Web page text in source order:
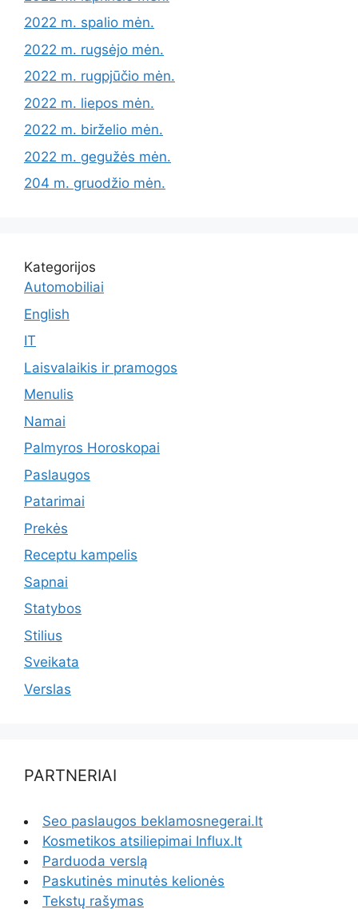
2022 m. spalio mėn.
2022 m. rugsėjo mėn.
2022 m. rugpjūčio mėn.
2022 m. liepos mėn.
2022 m. birželio mėn.
2022 m. gegužės mėn.
204 m. gruodžio mėn.
Kategorijos
Automobiliai
English
IT
Laisvalaikis ir pramogos
Menulis
Namai
Palmyros Horoskopai
Paslaugos
Patarimai
Prekės
Receptu kampelis
Sapnai
Statybos
Stilius
Sveikata
Verslas
PARTNERIAI
Seo paslaugos beklamosnegerai.lt
Kosmetikos atsiliepimai Influx.lt
Parduoda verslą
Paskutinės minutės kelionės
Tekstų rašymas